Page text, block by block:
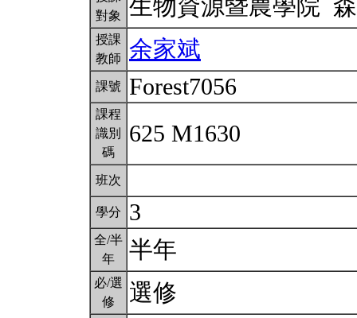
對象
生物資源暨農學院
授課
教師
余家斌
課號 Forest7056
課程
識別
碼
625 M1630
班次
學分 3
全/半
年
半年
必/選
修
選修